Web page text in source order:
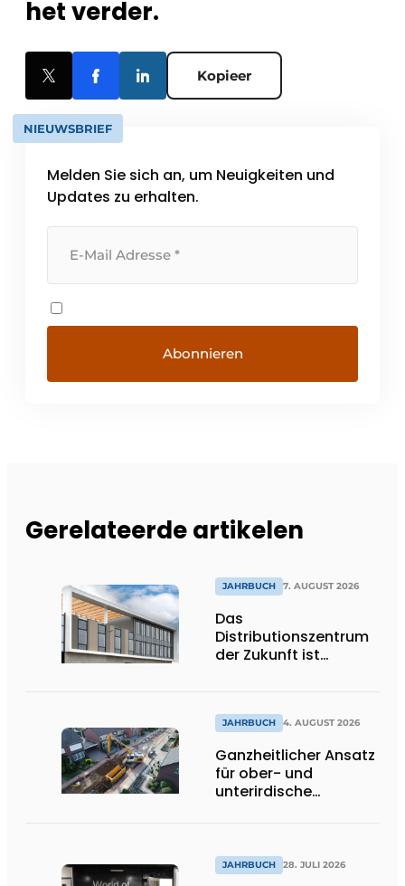
het verder.
Kopieer
NIEUWSBRIEF
Melden Sie sich an, um Neuigkeiten und
Updates zu erhalten.
Gerelateerde artikelen
JAHRBUCH 7. AUGUST 2026
Das
Distributionszentrum
der Zukunft ist
ins Innere strömen
JAHRBUCH 4. AUGUST 2026
Ganzheitlicher Ansatz
für ober- und
unterirdische
JAHRBUCH 28. JULI 2026